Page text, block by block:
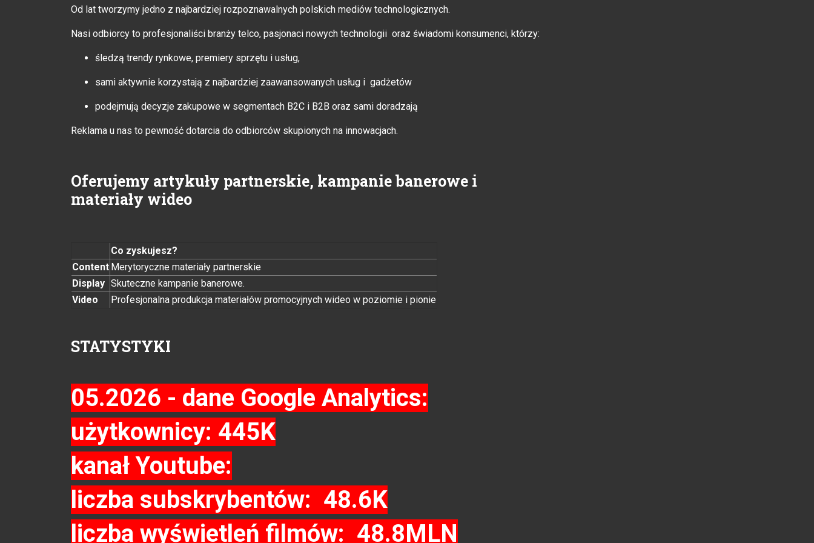
Od lat tworzymy jedno z najbardziej rozpoznawalnych polskich mediów technologicznych.
Nasi odbiorcy to profesjonaliści branży telco, pasjonaci nowych technologii oraz świadomi konsumenci, którzy:
śledzą trendy rynkowe, premiery sprzętu i usług,
sami aktywnie korzystają z najbardziej zaawansowanych usług i gadżetów
podejmują decyzje zakupowe w segmentach B2C i B2B oraz sami doradzają
Reklama u nas to pewność dotarcia do odbiorców skupionych na innowacjach.
Oferujemy artykuły partnerskie, kampanie banerowe i
materiały wideo
Co zyskujesz?
Content Merytoryczne materiały partnerskie
Display Skuteczne kampanie banerowe.
Video
Profesjonalna produkcja materiałów promocyjnych wideo w poziomie i pionie
STATYSTYKI
05.2026 - dane Google Analytics:
użytkownicy: 445K
kanał Youtube:
liczba subskrybentów: 48.6K
liczba wyświetleń filmów: 48.8MLN